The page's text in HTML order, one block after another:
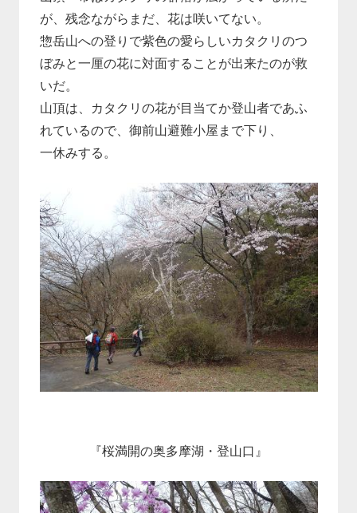
が、残念ながらまだ、花は咲いてない。
惣岳山への登りで紫色の愛らしいカタクリのつ
ぼみと一厘の花に対面することが出来たのが救
いだ。
山頂は、カタクリの花が目当てか登山者であふ
れているので、御前山避難小屋まで下り、
一休みする。
『桜満開の奥多摩湖・登山口』